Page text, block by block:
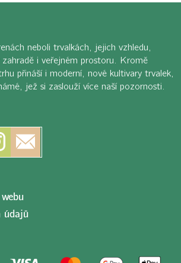
neboli trvalkách, jejich vzhledu,
i veřejném prostoru. Kromě
přináší i moderní, nové kultivary trvalek,
jež si zaslouží více naší pozornosti.
údajů